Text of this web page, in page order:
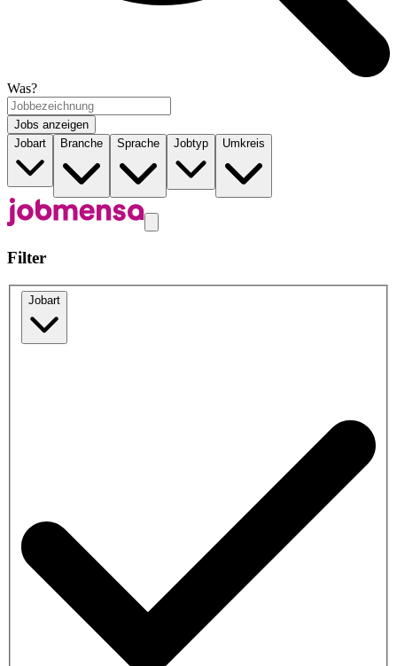
Was?
Jobs anzeigen
Jobart
Branche Sprache Jobtyp Umkreis
Filter
Jobart